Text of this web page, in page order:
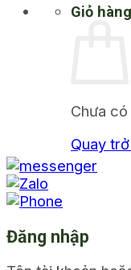
Giỏ hàng
Chưa
Quay
Đăng nhập